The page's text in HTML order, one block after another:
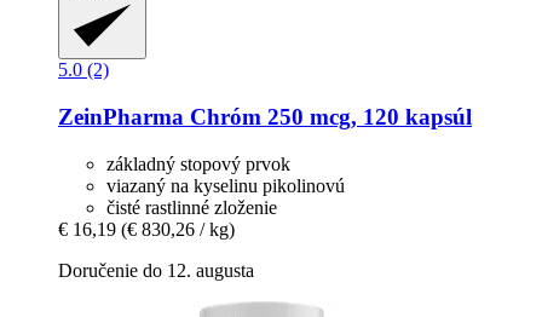
5.0 (2)
ZeinPharma Chróm 250 mcg, 120 kapsúl
základný stopový prvok
viazaný na kyselinu pikolinovú
čisté rastlinné zloženie
€ 16,19 (€ 830,26 / kg)
Doručenie do 12. augusta